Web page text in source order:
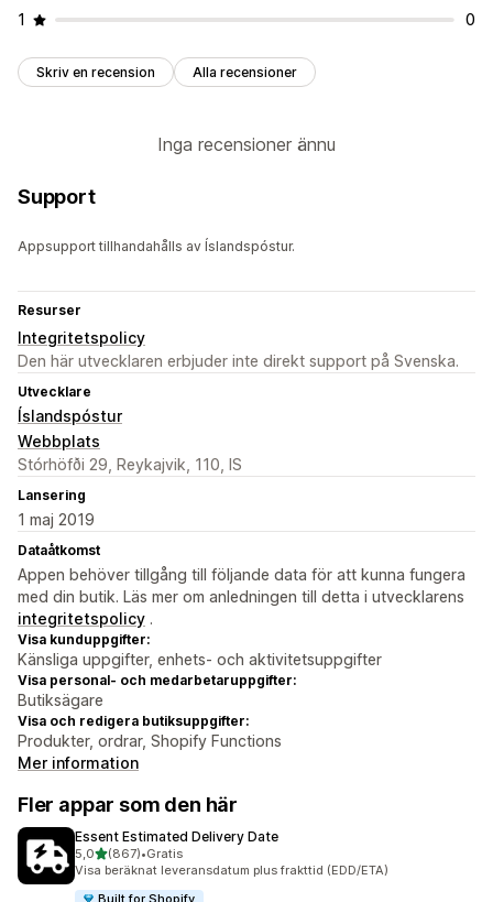
1
0
Skriv en recension Alla recensioner
Inga recensioner ännu
Support
Appsupport tillhandahålls av Íslandspóstur.
Resurser
Integritetspolicy
Den här utvecklaren erbjuder inte direkt support på Svenska.
Utvecklare
Íslandspóstur
Webbplats
Stórhöfði 29, Reykajvik, 110, IS
Lansering
1 maj 2019
Dataåtkomst
Appen behöver tillgång till följande data för att kunna fungera
med din butik. Läs mer om anledningen till detta i utvecklarens
integritetspolicy .
Visa kunduppgifter:
Känsliga uppgifter, enhets- och aktivitetsuppgifter
Visa personal- och medarbetaruppgifter:
Butiksägare
Visa och redigera butiksuppgifter:
Produkter, ordrar, Shopify Functions
Mer information
Fler appar som den här
Essent Estimated Delivery Date
5,0av 5 stjärnor
(867)
867 recensioner totalt
•Gratis
Visa beräknat leveransdatum plus frakttid (EDD/ETA)
Built for Shopify